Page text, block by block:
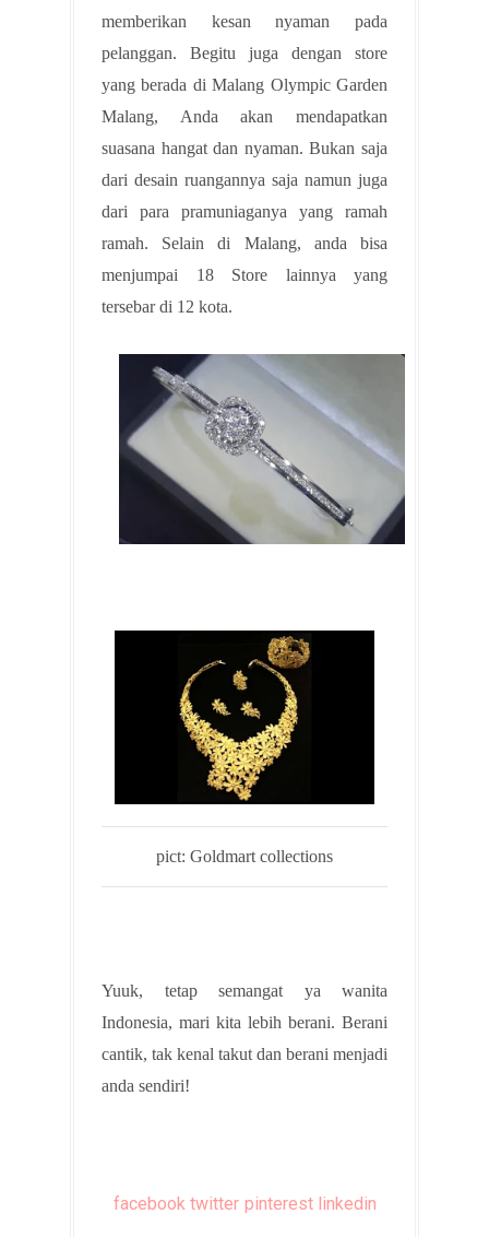
memberikan kesan nyaman pada
pelanggan. Begitu juga dengan store
yang berada di Malang Olympic Garden
Malang, Anda akan mendapatkan
suasana hangat dan nyaman. Bukan saja
dari desain ruangannya saja namun juga
dari para pramuniaganya yang ramah
ramah. Selain di Malang, anda bisa
menjumpai 18 Store lainnya yang
tersebar di 12 kota.
pict: Goldmart collections
Yuuk, tetap semangat ya wanita
Indonesia, mari kita lebih berani. Berani
cantik, tak kenal takut dan berani menjadi
anda sendiri!
facebook twitter pinterest linkedin